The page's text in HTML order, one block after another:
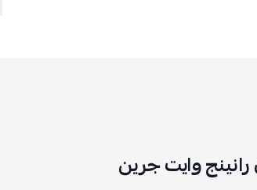
وايت جرين